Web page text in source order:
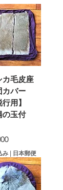
カ毛皮座
カバー
行用】
の玉付
み| 日本郵便